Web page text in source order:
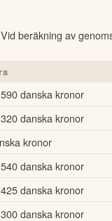
beräkning av
danska kronor
danska kronor
kronor
danska kronor
danska kronor
danska kronor